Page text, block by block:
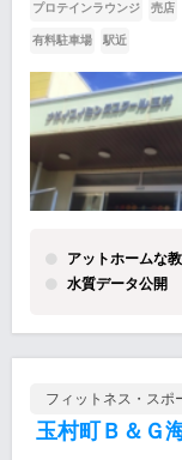
プロテインラウンジ 売店
有料駐車場 駅近
アットホームな
水質データ公開
フィットネス・スポ
玉村町Ｂ＆Ｇ